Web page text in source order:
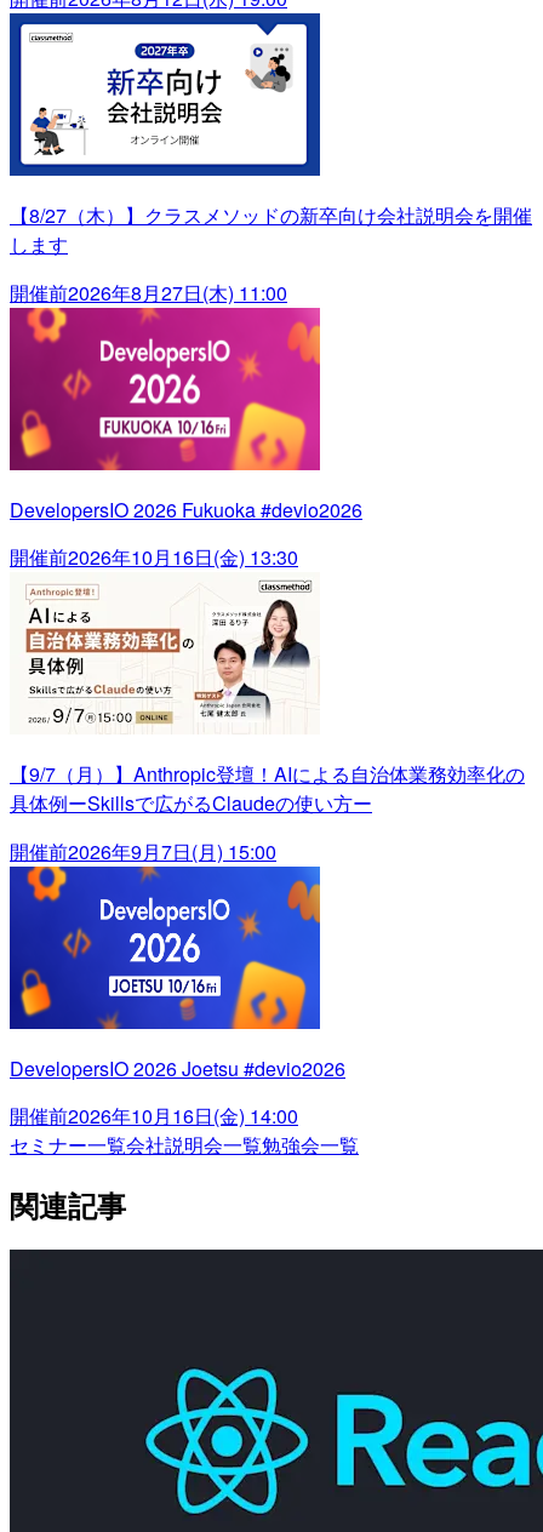
【8/27（木）】クラスメソッドの新卒向け会社説明会を開催
します
開催前2026年8月27日(木) 11:00
DevelopersIO 2026 Fukuoka #devio2026
開催前2026年10月16日(金) 13:30
【9/7（月）】Anthropic登壇！AIによる自治体業務効率化の
具体例ーSkillsで広がるClaudeの使い方ー
開催前2026年9月7日(月) 15:00
DevelopersIO 2026 Joetsu #devio2026
開催前2026年10月16日(金) 14:00
セミナー一覧会社説明会一覧勉強会一覧
関連記事